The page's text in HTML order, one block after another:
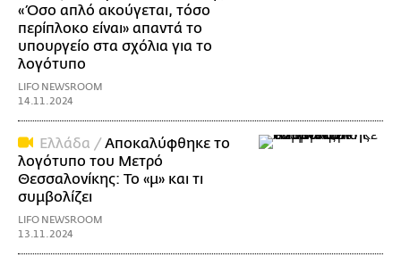
«Όσο απλό ακούγεται, τόσο
περίπλοκο είναι» απαντά το
υπουργείο στα σχόλια για το
λογότυπο
LIFO NEWSROOM
14.11.2024
Ελλάδα /Αποκαλύφθηκε το
λογότυπο του Μετρό
Θεσσαλονίκης: Το «μ» και τι
συμβολίζει
LIFO NEWSROOM
13.11.2024